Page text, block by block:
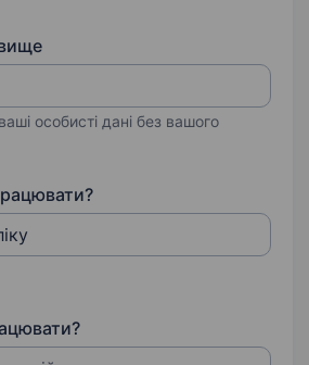
особисті дані без вашого